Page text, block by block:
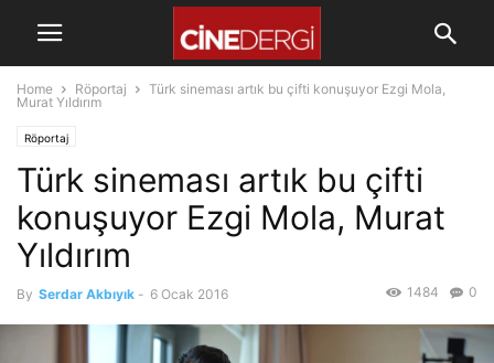
Home Röportaj
Türk sineması artık bu çifti konuşuyor Ezgi Mola,
Murat Yıldırım
Röportaj
Türk sineması artık bu çifti
konuşuyor Ezgi Mola, Murat
Yıldırım
By Serdar Akbıyık - 6 Ocak 2016 0
1484